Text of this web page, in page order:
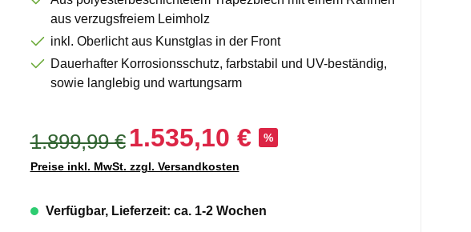
aus verzugsfreiem Leimholz
inkl. Oberlicht aus Kunstglas in der Front
Dauerhafter Korrosionsschutz, farbstabil und UV-beständig,
sowie langlebig und wartungsarm
1.899,99 € 1.535,10 € %
Preise inkl. MwSt. zzgl. Versandkosten
Verfügbar, Lieferzeit: ca. 1-2 Wochen